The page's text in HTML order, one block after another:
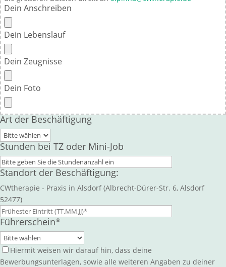
Dein Anschreiben
Dein Lebenslauf
Dein Zeugnisse
Dein Foto
Art der Beschäftigung
Stunden bei TZ oder Mini-Job
Standort der Beschäftigung:
CWtherapie - Praxis in Alsdorf (Albrecht-Dürer-Str. 6, Alsdorf
52477)
Führerschein*
Hiermit weisen wir darauf hin, dass deine
Bewerbungsunterlagen, sowie alle weiteren Angaben zu deiner